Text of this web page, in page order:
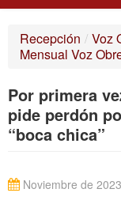
¿QUÉ ES LA UCI?
BÚSQUEDA
CONTACTARNOS
Recepción / Voz
Mensual Voz
Por primera
pide perdón
“boca chica”
Noviembre de 2023